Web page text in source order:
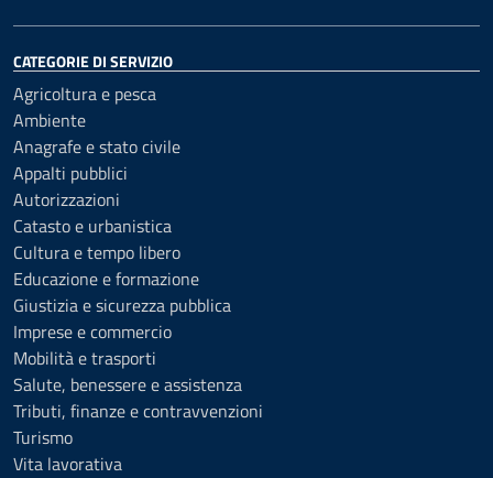
CATEGORIE DI SERVIZIO
Agricoltura e pesca
Ambiente
Anagrafe e stato civile
Appalti pubblici
Autorizzazioni
Catasto e urbanistica
Cultura e tempo libero
Educazione e formazione
Giustizia e sicurezza pubblica
Imprese e commercio
Mobilità e trasporti
Salute, benessere e assistenza
Tributi, finanze e contravvenzioni
Turismo
Vita lavorativa